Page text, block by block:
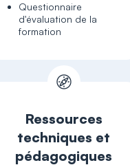
Questionnaire
d'évaluation de la
formation
Ressources
techniques et
pédagogiques